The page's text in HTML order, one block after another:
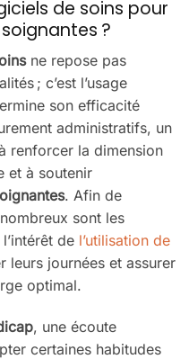
de soins pour
?
ne repose pas
; c’est l’usage
son efficacité
administratifs, un
renforcer la dimension
et à soutenir
. Afin de
sont les
de l’utilisation de
leurs journées et assurer
optimal.
, une écoute
certaines habitudes